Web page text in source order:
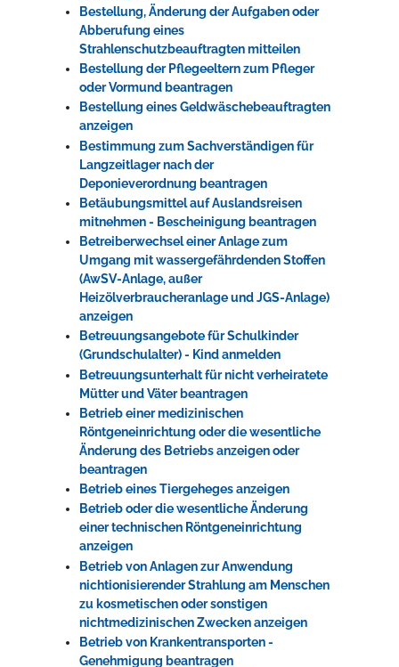
Bestellung, Änderung der Aufgaben oder
Abberufung eines
Strahlenschutzbeauftragten mitteilen
Bestellung der Pflegeeltern zum Pfleger
oder Vormund beantragen
Bestellung eines Geldwäschebeauftragten
anzeigen
Bestimmung zum Sachverständigen für
Langzeitlager nach der
Deponieverordnung beantragen
Betäubungsmittel auf Auslandsreisen
mitnehmen - Bescheinigung beantragen
Betreiberwechsel einer Anlage zum
Umgang mit wassergefährdenden Stoffen
(AwSV-Anlage, außer
Heizölverbraucheranlage und JGS-Anlage)
anzeigen
Betreuungsangebote für Schulkinder
(Grundschulalter) - Kind anmelden
Betreuungsunterhalt für nicht verheiratete
Mütter und Väter beantragen
Betrieb einer medizinischen
Röntgeneinrichtung oder die wesentliche
Änderung des Betriebs anzeigen oder
beantragen
Betrieb eines Tiergeheges anzeigen
Betrieb oder die wesentliche Änderung
einer technischen Röntgeneinrichtung
anzeigen
Betrieb von Anlagen zur Anwendung
nichtionisierender Strahlung am Menschen
zu kosmetischen oder sonstigen
nichtmedizinischen Zwecken anzeigen
Betrieb von Krankentransporten -
Genehmigung beantragen